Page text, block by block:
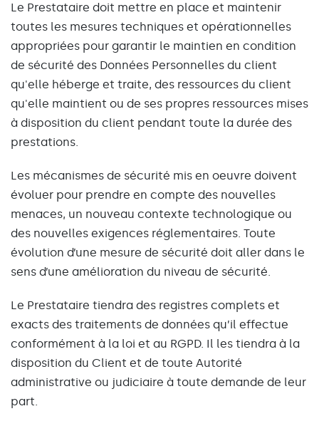
Le Prestataire doit mettre en place et maintenir
toutes les mesures techniques et opérationnelles
appropriées pour garantir le maintien en condition
de sécurité des Données Personnelles du client
qu'elle héberge et traite, des ressources du client
qu'elle maintient ou de ses propres ressources mises
à disposition du client pendant toute la durée des
prestations.
Les mécanismes de sécurité mis en oeuvre doivent
évoluer pour prendre en compte des nouvelles
menaces, un nouveau contexte technologique ou
des nouvelles exigences réglementaires. Toute
évolution d’une mesure de sécurité doit aller dans le
sens d’une amélioration du niveau de sécurité.
Le Prestataire tiendra des registres complets et
exacts des traitements de données qu’il effectue
conformément à la loi et au RGPD. Il les tiendra à la
disposition du Client et de toute Autorité
administrative ou judiciaire à toute demande de leur
part.